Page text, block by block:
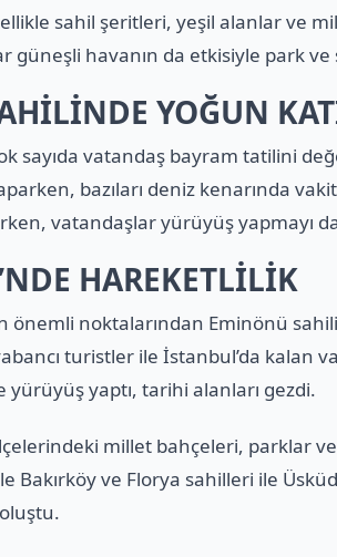
sahil şeritleri, yeşil alanlar ve
güneşli havanın da etkisiyle park ve
YOĞUN
sayıda vatandaş bayram tatilini
bazıları deniz kenarında
vatandaşlar yürüyüş yapmayı
HAREKETLİLİK
önemli noktalarından Eminönü
turistler ile İstanbul’da kalan
yürüyüş yaptı, tarihi alanları gezdi.
millet bahçeleri, parklar
Bakırköy ve Florya sahilleri ile